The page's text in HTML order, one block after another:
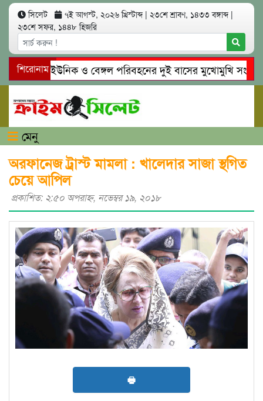
সিলেট ৭ই আগস্ট, ২০২৬ খ্রিস্টাব্দ | ২৩শে শ্রাবণ, ১৪৩৩ বঙ্গাব্দ |
২৩শে সফর, ১৪৪৮ হিজরি
শিরোনাম
সিলেটে ইউনিক ও বেঙ্গল পরিবহনের দুই বাসের মুখোমুখি
গোয়াইনঘাটে প্রেমের ফাঁদে তরুণী পাচার: মাদকাসক্ত রিমালকে
মেনু
অরফানেজ ট্রাস্ট মামলা : খালেদার সাজা স্থগিত
চেয়ে আপিল
প্রকাশিত: ২:৫০ অপরাহ্ণ, নভেম্বর ১৯, ২০১৮
🖶